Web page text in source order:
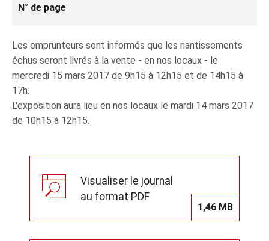
N° de page
Les emprunteurs sont informés que les nantissements
échus seront livrés à la vente - en nos locaux - le
mercredi 15 mars 2017 de 9h15 à 12h15 et de 14h15 à
17h.
L'exposition aura lieu en nos locaux le mardi 14 mars 2017
de 10h15 à 12h15.
Visualiser le journal
au format PDF
1,46 MB